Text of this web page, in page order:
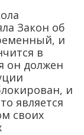
Закон об
и
в
он должен
и
является
своих